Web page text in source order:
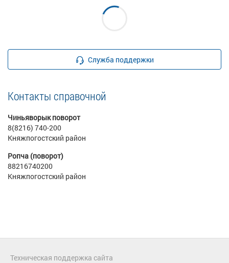
Служба поддержки
Контакты справочной
Чиньяворык поворот
8(8216) 740-200
Княжпогостский район
Ропча (поворот)
88216740200
Княжпогостский район
Техническая поддержка сайта